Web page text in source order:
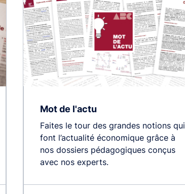
Mot de l'actu
Faites le tour des grandes notions qui
font l’actualité économique grâce à
nos dossiers pédagogiques conçus
avec nos experts.